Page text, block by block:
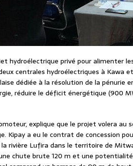
hydroélectrique privé pour alimenter
centrales hydroélectriques à Kawa
dédiée à la résolution de la pénurie
réduire le déficit énergétique (900
explique que le projet volera au
Kipay a eu le contrat de concession
rivière Lufira dans le territoire de
chute brute 120 m et une